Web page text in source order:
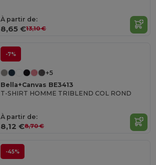
À partir de:
8,65 €13,10 €
-7%
+5
Bella+Canvas BE3413
T-SHIRT HOMME TRIBLEND COL ROND
À partir de:
8,12 €8,70 €
-45%